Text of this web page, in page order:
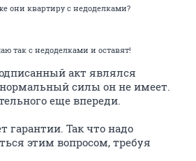
они квартиру с недоделками?
так с недоделками и оставят!
акт являлся
силы он не имеет.
еще впереди.
гарантии. Так что надо
этим вопросом, требуя